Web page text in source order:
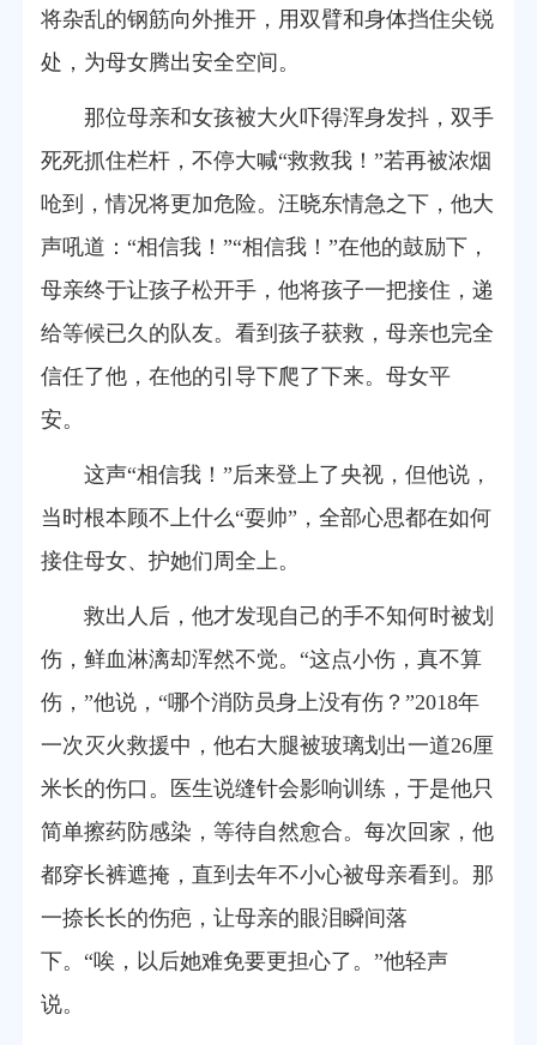
将杂乱的钢筋向外推开，用双臂和身体挡住尖锐
处，为母女腾出安全空间。
那位母亲和女孩被大火吓得浑身发抖，双手
死死抓住栏杆，不停大喊“救救我！”若再被浓烟
呛到，情况将更加危险。汪晓东情急之下，他大
声吼道：“相信我！”“相信我！”在他的鼓励下，
母亲终于让孩子松开手，他将孩子一把接住，递
给等候已久的队友。看到孩子获救，母亲也完全
信任了他，在他的引导下爬了下来。母女平
安。
这声“相信我！”后来登上了央视，但他说，
当时根本顾不上什么“耍帅”，全部心思都在如何
接住母女、护她们周全上。
救出人后，他才发现自己的手不知何时被划
伤，鲜血淋漓却浑然不觉。“这点小伤，真不算
伤，”他说，“哪个消防员身上没有伤？”2018年
一次灭火救援中，他右大腿被玻璃划出一道26厘
米长的伤口。医生说缝针会影响训练，于是他只
简单擦药防感染，等待自然愈合。每次回家，他
都穿长裤遮掩，直到去年不小心被母亲看到。那
一捺长长的伤疤，让母亲的眼泪瞬间落
下。“唉，以后她难免要更担心了。”他轻声
说。